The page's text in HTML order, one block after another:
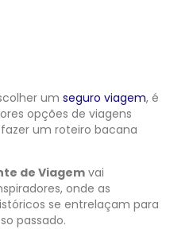
um seguro viagem, é
opções de viagens
um roteiro bacana
de Viagemvai
onde as
se entrelaçam para
passado.